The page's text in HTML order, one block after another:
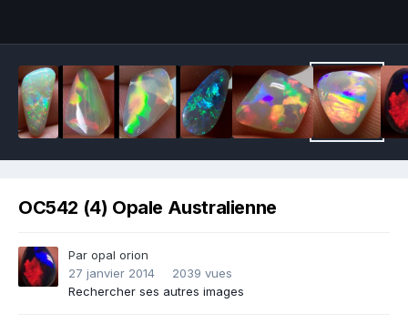
OC542 (4) Opale Australienne
Par opal orion
27 janvier 2014
2039 vues
Rechercher ses autres images